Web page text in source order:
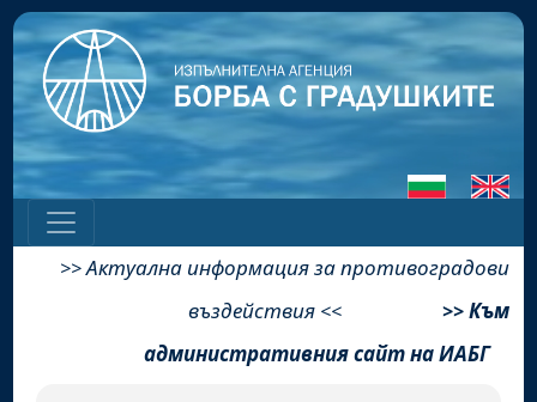
>>Актуална информация за противоградови
въздействия<< >>Към
административния сайт на ИАБГ